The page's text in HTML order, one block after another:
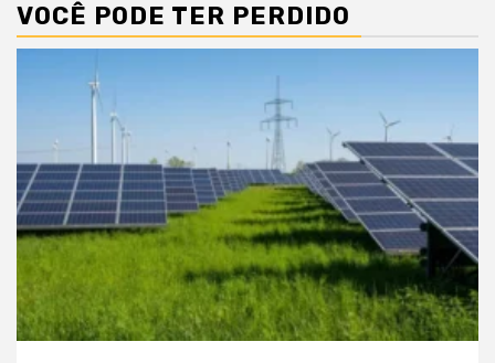
VOCÊ PODE TER PERDIDO